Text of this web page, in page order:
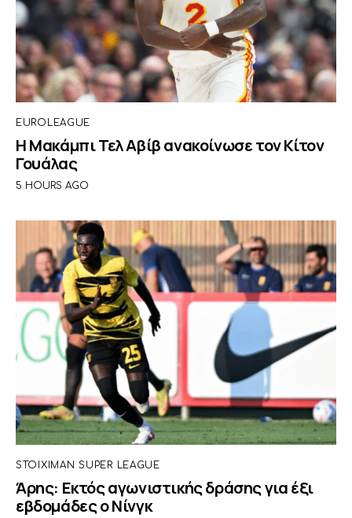
EUROLEAGUE
Η Μακάμπι Τελ Αβίβ ανακοίνωσε τον Κίτον
Γουάλας
5 HOURS AGO
STOIXIMAN SUPER LEAGUE
Άρης: Εκτός αγωνιστικής δράσης για έξι
εβδομάδες ο Νίνγκ